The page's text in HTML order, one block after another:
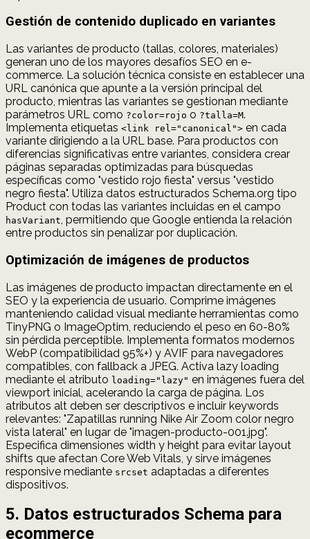
Gestión de contenido duplicado en variantes
Las variantes de producto (tallas, colores, materiales)
generan uno de los mayores desafíos SEO en e-
commerce. La solución técnica consiste en establecer una
URL canónica que apunte a la versión principal del
producto, mientras las variantes se gestionan mediante
parámetros URL como ?color=rojo o ?talla=M.
Implementa etiquetas <link rel="canonical"> en cada
variante dirigiendo a la URL base. Para productos con
diferencias significativas entre variantes, considera crear
páginas separadas optimizadas para búsquedas
específicas como "vestido rojo fiesta" versus "vestido
negro fiesta". Utiliza datos estructurados Schema.org tipo
Product con todas las variantes incluidas en el campo
hasVariant, permitiendo que Google entienda la relación
entre productos sin penalizar por duplicación.
Optimización de imágenes de productos
Las imágenes de producto impactan directamente en el
SEO y la experiencia de usuario. Comprime imágenes
manteniendo calidad visual mediante herramientas como
TinyPNG o ImageOptim, reduciendo el peso en 60-80%
sin pérdida perceptible. Implementa formatos modernos
WebP (compatibilidad 95%+) y AVIF para navegadores
compatibles, con fallback a JPEG. Activa lazy loading
mediante el atributo loading="lazy" en imágenes fuera del
viewport inicial, acelerando la carga de página. Los
atributos alt deben ser descriptivos e incluir keywords
relevantes: "Zapatillas running Nike Air Zoom color negro
vista lateral" en lugar de "imagen-producto-001.jpg".
Especifica dimensiones width y height para evitar layout
shifts que afectan Core Web Vitals, y sirve imágenes
responsive mediante srcset adaptadas a diferentes
dispositivos.
5. Datos estructurados Schema para
ecommerce